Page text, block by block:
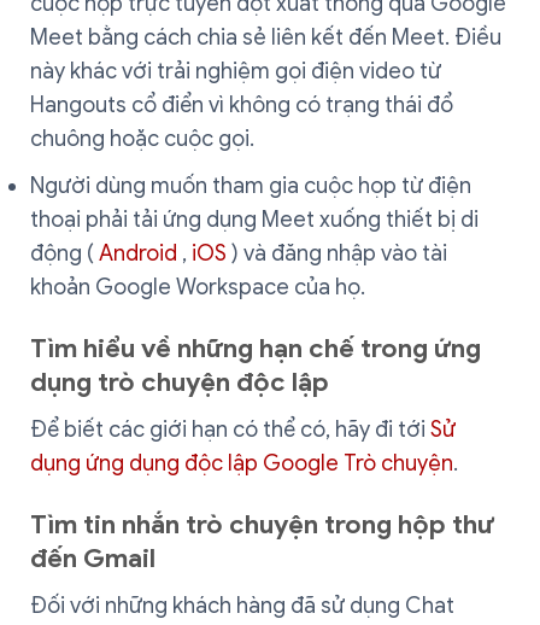
Meet bằng cách chia sẻ liên kết đến Meet. Điều
này khác với trải nghiệm gọi điện video từ
Hangouts cổ điển vì không có trạng thái đổ
chuông hoặc cuộc gọi.
Người dùng muốn tham gia cuộc họp từ điện
thoại phải tải ứng dụng Meet xuống thiết bị di
động ( Android , iOS ) và đăng nhập vào tài
khoản Google Workspace của họ.
Tìm hiểu về những hạn chế trong ứng
dụng trò chuyện độc lập
Để biết các giới hạn có thể có, hãy đi tới Sử
dụng ứng dụng độc lập Google Trò chuyện.
Tìm tin nhắn trò chuyện trong hộp thư
đến Gmail
Đối với những khách hàng đã sử dụng Chat